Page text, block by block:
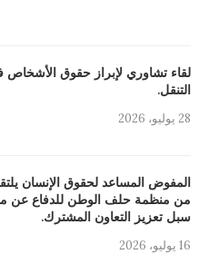
لقاء تشاوري لإبراز حقوق
التنقل.
28 يوليو، 2026
المفوض المساعد لحقوق الإنسان
من منظمة حلف الوطن للدفاع عن
سبل تعزيز التعاون المشترك.
16 يوليو، 2026